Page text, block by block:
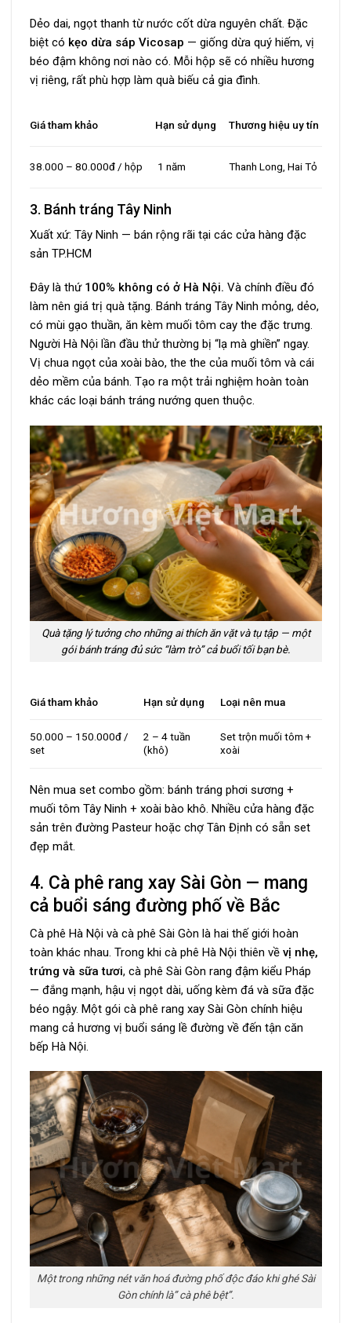
Dẻo dai, ngọt thanh từ nước cốt dừa nguyên chất. Đặc
biệt có kẹo dừa sáp Vicosap — giống dừa quý hiếm, vị
béo đậm không nơi nào có. Mỗi hộp sẽ có nhiều hương
vị riêng, rất phù hợp làm quà biếu cả gia đình.
Giá tham khảo Hạn sử dụng Thương hiệu uy tín
38.000 – 80.000đ / hộp 1 năm Thanh Long, Hai Tỏ
3. Bánh tráng Tây Ninh
Xuất xứ: Tây Ninh — bán rộng rãi tại các cửa hàng đặc
sản TP.HCM
Đây là thứ 100% không có ở Hà Nội. Và chính điều đó
làm nên giá trị quà tặng. Bánh tráng Tây Ninh mỏng, dẻo,
có mùi gạo thuần, ăn kèm muối tôm cay the đặc trưng.
Người Hà Nội lần đầu thử thường bị “lạ mà ghiền” ngay.
Vị chua ngọt của xoài bào, the the của muối tôm và cái
dẻo mềm của bánh. Tạo ra một trải nghiệm hoàn toàn
khác các loại bánh tráng nướng quen thuộc.
Quà tặng lý tưởng cho những ai thích ăn vặt và tụ tập — một
gói bánh tráng đủ sức “làm trò” cả buổi tối bạn bè.
Giá tham khảo Hạn sử dụng Loại nên mua
50.000 – 150.000đ /
set
2 – 4 tuần
(khô)
Set trộn muối tôm +
xoài
Nên mua set combo gồm: bánh tráng phơi sương +
muối tôm Tây Ninh + xoài bào khô. Nhiều cửa hàng đặc
sản trên đường Pasteur hoặc chợ Tân Định có sẵn set
đẹp mắt.
4. Cà phê rang xay Sài Gòn — mang
cả buổi sáng đường phố về Bắc
Cà phê Hà Nội và cà phê Sài Gòn là hai thế giới hoàn
toàn khác nhau. Trong khi cà phê Hà Nội thiên về vị nhẹ,
trứng và sữa tươi, cà phê Sài Gòn rang đậm kiểu Pháp
— đắng mạnh, hậu vị ngọt dài, uống kèm đá và sữa đặc
béo ngậy. Một gói cà phê rang xay Sài Gòn chính hiệu
mang cả hương vị buổi sáng lề đường về đến tận căn
bếp Hà Nội.
Một trong những nét văn hoá đường phố độc đáo khi ghé Sài
Gòn chính là” cà phê bệt”.